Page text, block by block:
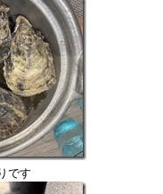
です